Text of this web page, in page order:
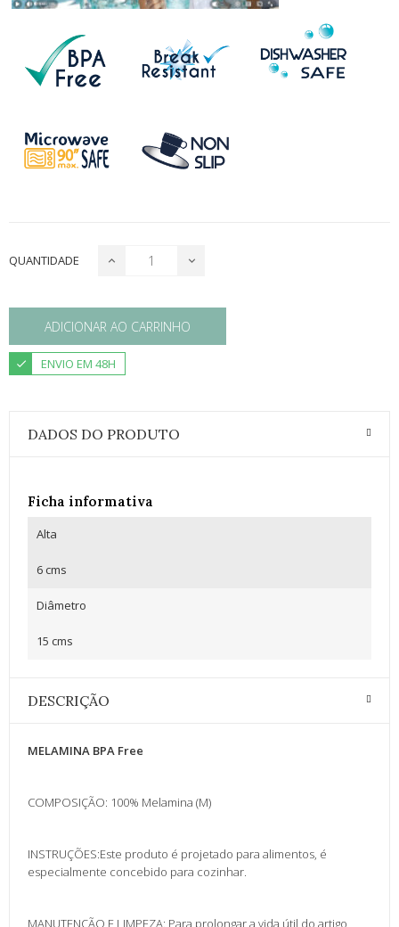
QUANTIDADE
ADICIONAR AO CARRINHO
ENVIO EM 48H
DADOS DO PRODUTO
Ficha informativa
Alta
6 cms
Diâmetro
15 cms
DESCRIÇÃO
MELAMINA BPA Free
COMPOSIÇÃO: 100% Melamina (M)
INSTRUÇÕES:Este produto é projetado para alimentos, é
especialmente concebido para cozinhar.